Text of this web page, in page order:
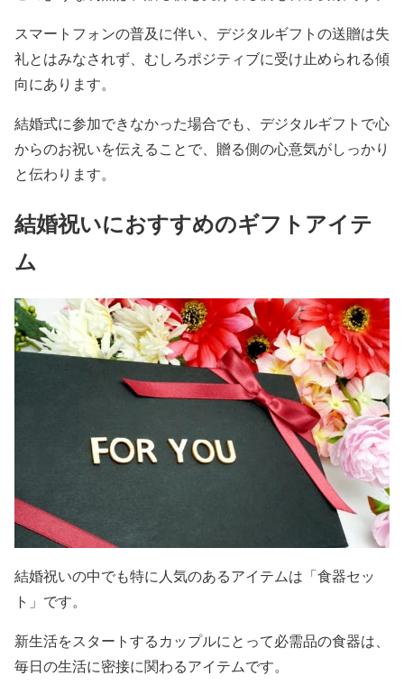
スマートフォンの普及に伴い、デジタルギフトの送贈は失
礼とはみなされず、むしろポジティブに受け止められる傾
向にあります。
結婚式に参加できなかった場合でも、デジタルギフトで心
からのお祝いを伝えることで、贈る側の心意気がしっかり
と伝わります。
結婚祝いにおすすめのギフトアイテ
ム
結婚祝いの中でも特に人気のあるアイテムは「食器セッ
ト」です。
新生活をスタートするカップルにとって必需品の食器は、
毎日の生活に密接に関わるアイテムです。